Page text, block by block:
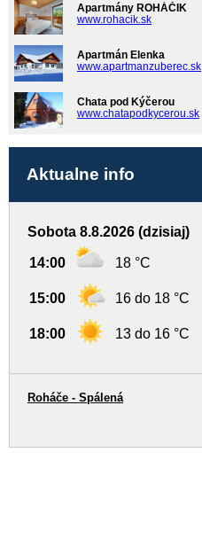
Apartmány ROHÁČIK
www.rohacik.sk
Apartmán Elenka
www.apartmanzuberec.sk
Chata pod Kýčerou
www.chatapodkycerou.sk
Aktualne info
Sobota 8.8.2026 (dzisiaj)
14:00 18 °C
15:00 16 do 18 °C
18:00 13 do 16 °C
Roháče - Spálená